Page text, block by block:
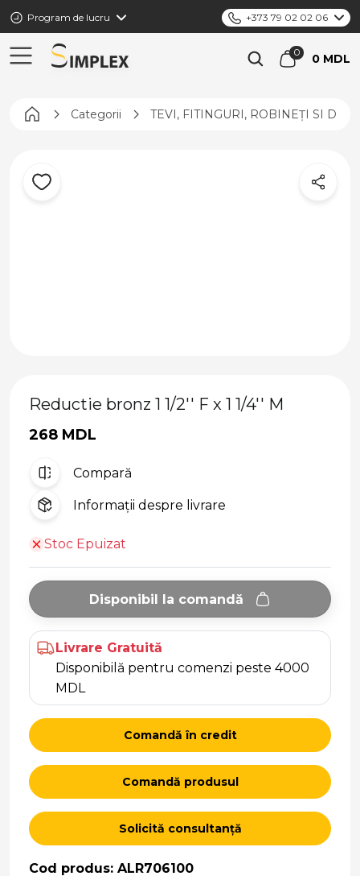
Program de lucru +373 79 02 02 06
0 MDL
Pagina principală
Categorii TEVI, FITINGURI, ROBINEȚI SI
Reductie bronz 1 1/2'' F x 1 1/4'' M
268 MDL
Compară
Informații despre livrare
Stoc Epuizat
Disponibil la comandă
Livrare Gratuită
Disponibilă pentru comenzi peste 4000
MDL
Comandă în credit
Comandă produsul
Solicită consultanță
Cod produs: ALR706100